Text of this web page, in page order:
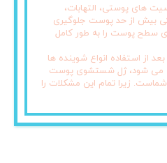
های پوستی، التهابات،
بیش از حد پوست جلوگیری
سطح پوست را به طور کامل
استفاده انواع شوینده ها
می شود، ژل شستشوی پوست
زیرا تمام این مشکلات را